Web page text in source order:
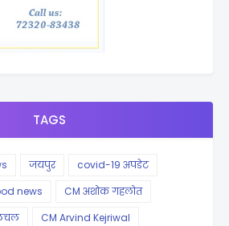
TAGS
जयपुर
covid-19 अपडेट
news
CM अशोक गहलोत
CM Arvind Kejriwal